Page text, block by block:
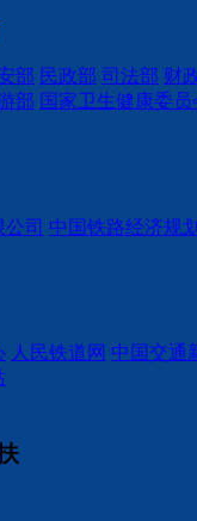
部 民政部 司法部 财
部 国家卫生健康委员
司 中国铁路经济规
人民铁道网 中国交通